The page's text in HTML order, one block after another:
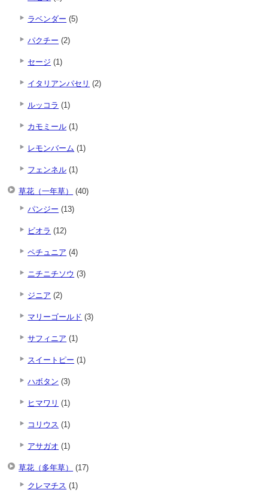
ラベンダー (5)
パクチー (2)
セージ (1)
イタリアンパセリ (2)
ルッコラ (1)
カモミール (1)
レモンバーム (1)
フェンネル (1)
草花（一年草）
(40)
パンジー (13)
ビオラ (12)
ペチュニア (4)
ニチニチソウ (3)
ジニア (2)
マリーゴールド (3)
サフィニア (1)
スイートピー (1)
ハボタン (3)
ヒマワリ (1)
コリウス (1)
アサガオ (1)
草花（多年草）
(17)
クレマチス (1)